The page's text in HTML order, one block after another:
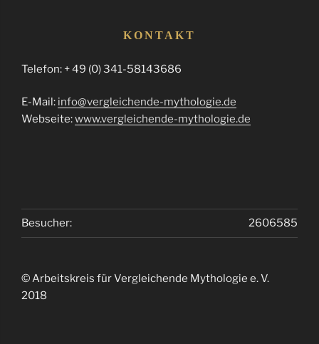
KONTAKT
Telefon: + 49 (0) 341-58143686
E-Mail: info@vergleichende-mythologie.de
Webseite:www.vergleichende-mythologie.de
2606585
Besucher:
© Arbeitskreis für Vergleichende Mythologie e. V.
2018